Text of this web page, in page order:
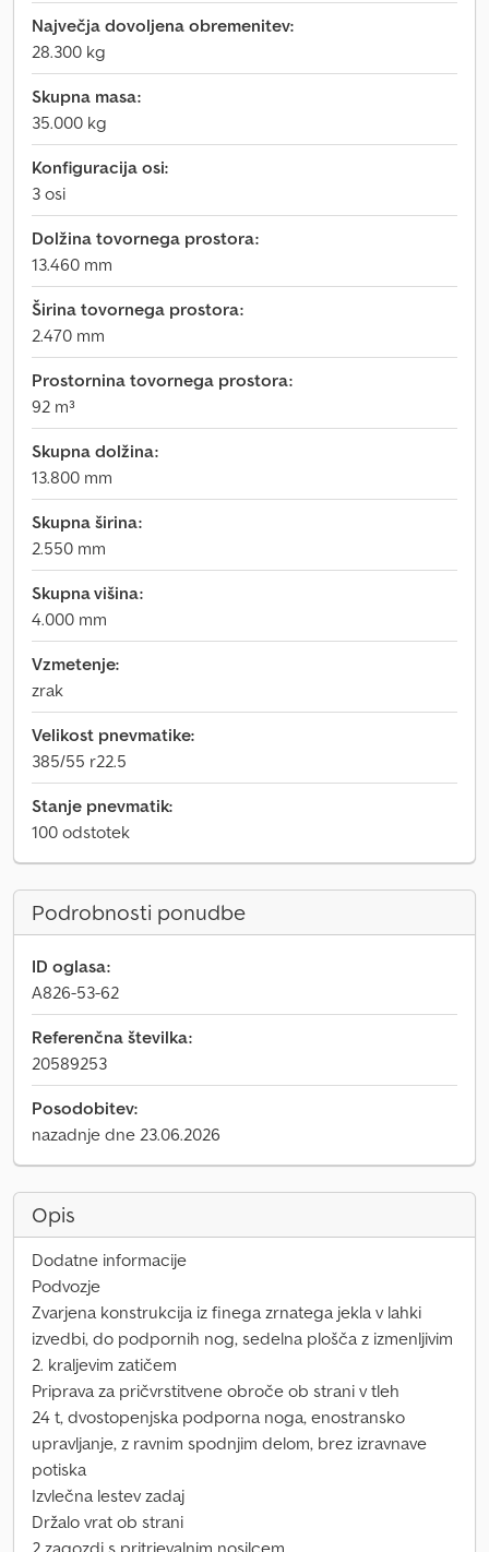
Največja dovoljena obremenitev:
28.300 kg
Skupna masa:
35.000 kg
Konfiguracija osi:
3 osi
Dolžina tovornega prostora:
13.460 mm
Širina tovornega prostora:
2.470 mm
Prostornina tovornega prostora:
92 m³
Skupna dolžina:
13.800 mm
Skupna širina:
2.550 mm
Skupna višina:
4.000 mm
Vzmetenje:
zrak
Velikost pnevmatike:
385/55 r22.5
Stanje pnevmatik:
100 odstotek
Podrobnosti ponudbe
ID oglasa:
A826-53-62
Referenčna številka:
20589253
Posodobitev:
nazadnje dne 23.06.2026
Opis
Dodatne informacije
Podvozje
Zvarjena konstrukcija iz finega zrnatega jekla v lahki
izvedbi, do podpornih nog, sedelna plošča z izmenljivim
2. kraljevim zatičem
Priprava za pričvrstitvene obroče ob strani v tleh
24 t, dvostopenjska podporna noga, enostransko
upravljanje, z ravnim spodnjim delom, brez izravnave
potiska
Izvlečna lestev zadaj
Držalo vrat ob strani
2 zagozdi s pritrjevalnim nosilcem